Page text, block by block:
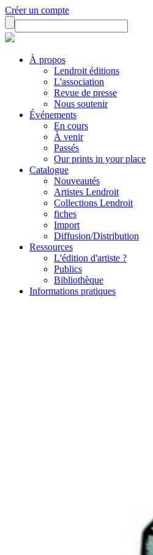
Créer un compte
À propos
Lendroit éditions
L'association
Revue de presse
Nous soutenir
Événements
En cours
À venir
Passés
Our prints in your place
Catalogue
Nouveautés
Artistes Lendroit
Collections Lendroit
fiches
Import
Diffusion/Distribution
Ressources
L'édition d'artiste ?
Publics
Bibliothèque
Informations pratiques